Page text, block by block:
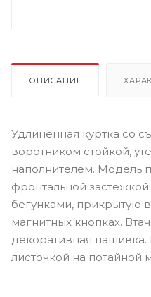
ОПИСАНИЕ
Удлиненная куртка со
воротником стойкой,
наполнителем. Модель
фронтальной
бегунками, прикрытую
магнитных кнопках.
декоративная
листочкой на потайной